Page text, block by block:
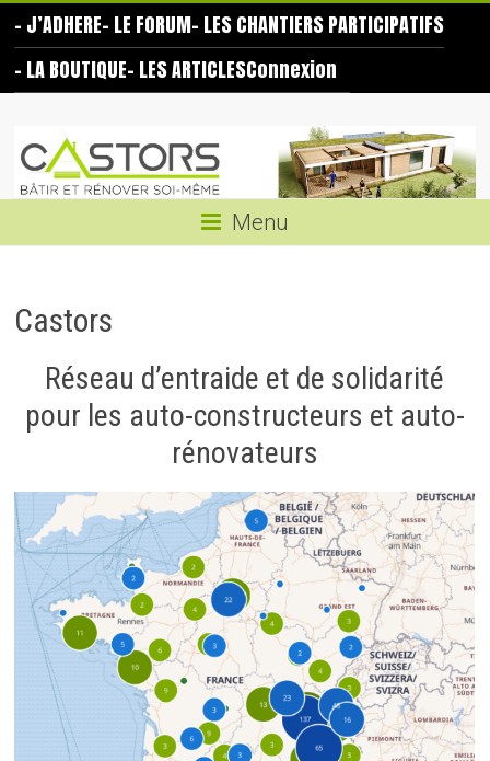
content
– J’ADHERE– LE FORUM– LES CHANTIERS PARTICIPATIFS
– LA BOUTIQUE– LES ARTICLESConnexion
Castors
même
Menu
Castors
Réseau d’entraide et de solidarité
pour les auto-constructeurs et auto-
rénovateurs